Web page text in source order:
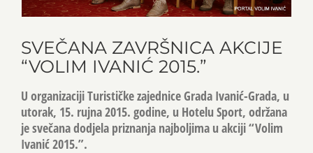
SVEČANA ZAVRŠNICA AKCIJE
“VOLIM IVANIĆ 2015.”
U organizaciji Turističke zajednice Grada Ivanić-Grada, u
utorak, 15. rujna 2015. godine, u Hotelu Sport, održana
je svečana dodjela priznanja najboljima u akciji “Volim
Ivanić 2015.”.